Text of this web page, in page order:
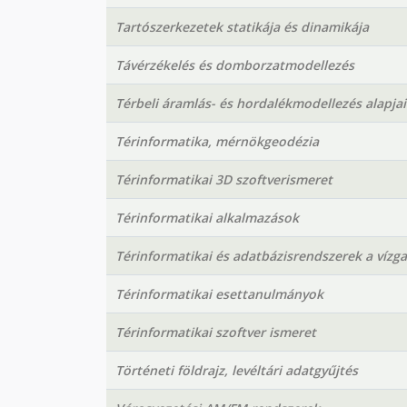
Tartószerkezetek statikája és dinamikája
Távérzékelés és domborzatmodellezés
Térbeli áramlás- és hordalékmodellezés alapjai
Térinformatika, mérnökgeodézia
Térinformatikai 3D szoftverismeret
Térinformatikai alkalmazások
Térinformatikai és adatbázisrendszerek a
Térinformatikai esettanulmányok
Térinformatikai szoftver ismeret
Történeti földrajz, levéltári adatgyűjtés